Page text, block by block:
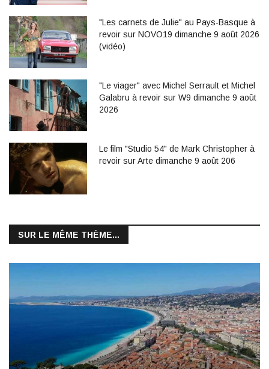
"Les carnets de Julie" au Pays-Basque à
revoir sur NOVO19 dimanche 9 août 2026
(vidéo)
"Le viager" avec Michel Serrault et Michel
Galabru à revoir sur W9 dimanche 9 août
2026
Le film "Studio 54" de Mark Christopher à
revoir sur Arte dimanche 9 août 206
SUR LE MÊME THÈME...